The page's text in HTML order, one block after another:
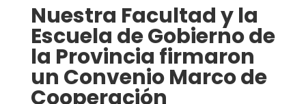
Nuestra Facultad y la
Escuela de Gobierno de
la Provincia firmaron
un Convenio Marco de
Cooperación